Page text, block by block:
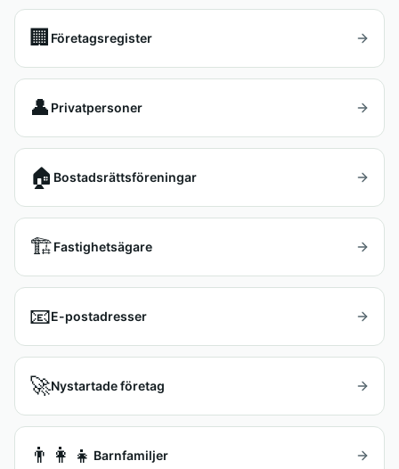
🏢 Företagsregister
👤 Privatpersoner
🏠 Bostadsrättsföreningar
🏗️Fastighetsägare
📧E-postadresser
🚀Nystartade företag
👨‍👩‍👧 Barnfamiljer